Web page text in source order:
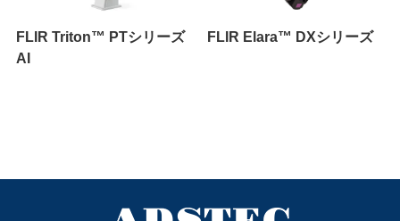
FLIR Triton™ PTシリーズ
AI
FLIR Elara™ DXシリーズ